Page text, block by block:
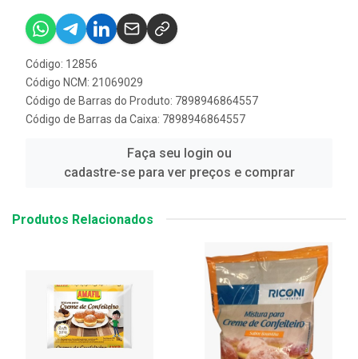
Código: 12856
Código NCM: 21069029
Código de Barras do Produto: 7898946864557
Código de Barras da Caixa: 7898946864557
Faça seu login ou
cadastre-se para ver preços e comprar
Produtos Relacionados